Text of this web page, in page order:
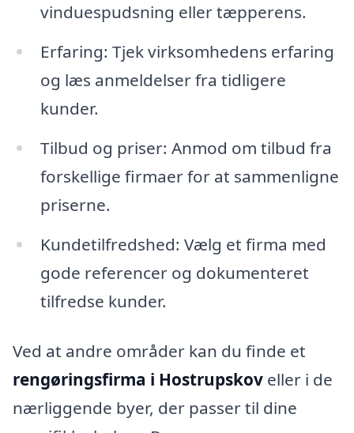
vinduespudsning eller tæpperens.
Erfaring: Tjek virksomhedens erfaring
og læs anmeldelser fra tidligere
kunder.
Tilbud og priser: Anmod om tilbud fra
forskellige firmaer for at sammenligne
priserne.
Kundetilfredshed: Vælg et firma med
gode referencer og dokumenteret
tilfredse kunder.
Ved at andre områder kan du finde et
rengøringsfirma i Hostrupskov eller i de
nærliggende byer, der passer til dine